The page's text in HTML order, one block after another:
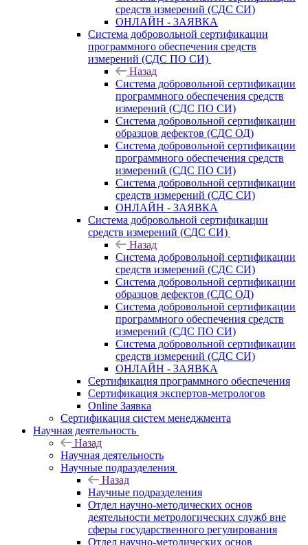
средств измерений (СДС СИ)
ОНЛАЙН - ЗАЯВКА
Система добровольной сертификации
программного обеспечения средств
измерений (СДС ПО СИ)
Назад
Система добровольной сертификации
программного обеспечения средств
измерений (СДС ПО СИ)
Система добровольной сертификации
образцов дефектов (СДС ОД)
Система добровольной сертификации
программного обеспечения средств
измерений (СДС ПО СИ)
Система добровольной сертификации
средств измерений (СДС СИ)
ОНЛАЙН - ЗАЯВКА
Система добровольной сертификации
средств измерений (СДС СИ)
Назад
Система добровольной сертификации
средств измерений (СДС СИ)
Система добровольной сертификации
образцов дефектов (СДС ОД)
Система добровольной сертификации
программного обеспечения средств
измерений (СДС ПО СИ)
Система добровольной сертификации
средств измерений (СДС СИ)
ОНЛАЙН - ЗАЯВКА
Сертификация программного обеспечения
Сертификация экспертов-метрологов
Online Заявка
Сертификация систем менеджмента
Научная деятельность
Назад
Научная деятельность
Научные подразделения
Назад
Научные подразделения
Отдел научно-методических основ
деятельности метрологических служб вне
сферы государственного регулирования
Отдел научно-методических основ